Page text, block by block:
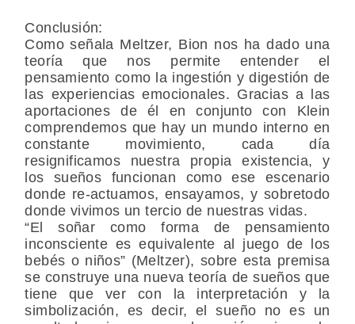
Conclusión:
Como señala Meltzer, Bion nos ha dado una
teoría que nos permite entender el
pensamiento como la ingestión y digestión de
las experiencias emocionales. Gracias a las
aportaciones de él en conjunto con Klein
comprendemos que hay un mundo interno en
constante movimiento, cada día
resignificamos nuestra propia existencia, y
los sueños funcionan como ese escenario
donde re-actuamos, ensayamos, y sobretodo
donde vivimos un tercio de nuestras vidas.
“El soñar como forma de pensamiento
inconsciente es equivalente al juego de los
bebés o niños” (Meltzer), sobre esta premisa
se construye una nueva teoría de sueños que
tiene que ver con la interpretación y la
simbolización, es decir, el sueño no es un